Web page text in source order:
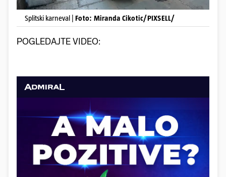
Splitski karneval | Foto: Miranda Cikotic/PIXSELL/
POGLEDAJTE VIDEO: